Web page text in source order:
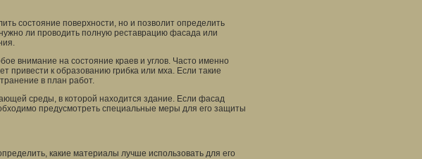
состояние поверхности, но и позволит определить
ли проводить полную реставрацию фасада или
внимание на состояние краев и углов. Часто именно
привести к образованию грибка или мха. Если такие
в план работ.
среды, в которой находится здание. Если фасад
предусмотреть специальные меры для его защиты
какие материалы лучше использовать для его